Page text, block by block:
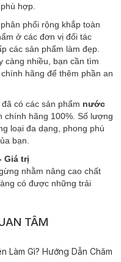
hợp.
phối rộng khắp toàn
ở các đơn vị đối tác
các sản phẩm làm đẹp.
càng nhiều, bạn cần tìm
hãng để thêm phần an
có các sản phẩm nước
chính hãng 100%. Số lượng
loại đa dạng, phong phú
bạn.
Giá trị
nhằm nâng cao chất
có được những trải
TÂM
Làm Gì? Hướng Dẫn Chăm